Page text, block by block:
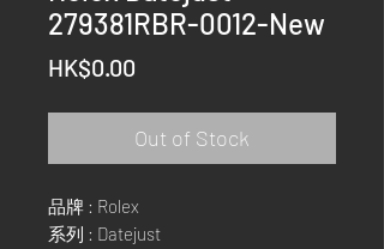
279381RBR-0012-New
HK$0.00
Out of Stock
品牌 : Rolex
系列 : Datejust